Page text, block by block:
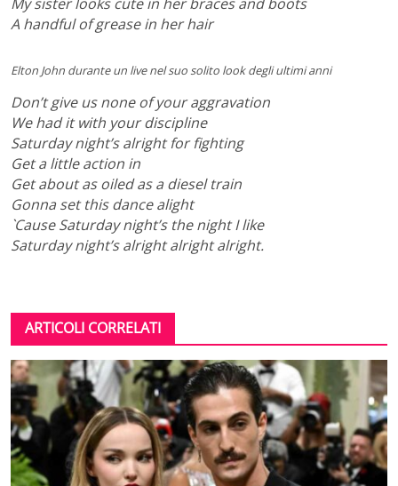
A handful of grease in her hair
Elton John durante un live nel suo solito look degli ultimi anni
Don’t give us none of your aggravation
We had it with your discipline
Saturday night’s alright for fighting
Get a little action in
Get about as oiled as a diesel train
Gonna set this dance alight
`Cause Saturday night’s the night I like
Saturday night’s alright alright alright.
ARTICOLI CORRELATI